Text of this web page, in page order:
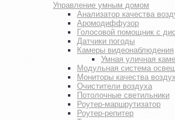
Управление умным домом
Анализатор качества
Аромодиффузор
Голосовой помощник с
Датчики погоды
Камеры видеонаблюдения
Умная уличная
Модульная система
Мониторы качества
Очистители воздуха
Потолочные светильники
Роутер-маршрутизатор
Роутер-репитер